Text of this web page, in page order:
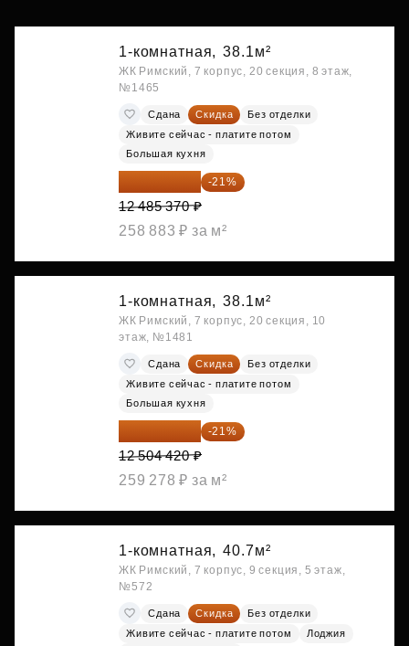
1-комнатная, 38.1м²
ЖК Римский, 7 корпус, 20 секция, 8 этаж,
№1465
Сдана Скидка
Без отделки
Живите сейчас - платите потом
Большая кухня
-21%
12 485 370 ₽
258 883 ₽ за м²
1-комнатная, 38.1м²
ЖК Римский, 7 корпус, 20 секция, 10
этаж, №1481
Сдана Скидка
Без отделки
Живите сейчас - платите потом
Большая кухня
-21%
12 504 420 ₽
259 278 ₽ за м²
1-комнатная, 40.7м²
ЖК Римский, 7 корпус, 9 секция, 5 этаж,
№572
Сдана Скидка
Без отделки
Живите сейчас - платите потом
Лоджия